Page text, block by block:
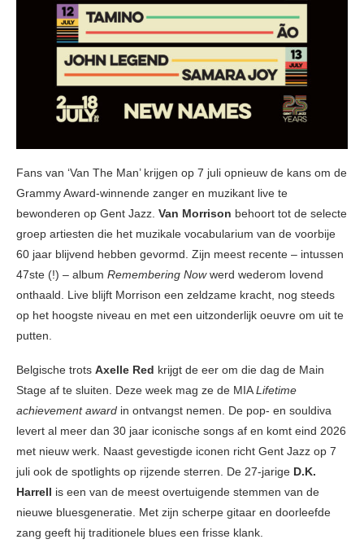
Fans van ‘Van The Man’ krijgen op 7 juli opnieuw de kans om de
Grammy Award-winnende zanger en muzikant live te
bewonderen op Gent Jazz. Van Morrison behoort tot de selecte
groep artiesten die het muzikale vocabularium van de voorbije
60 jaar blijvend hebben gevormd. Zijn meest recente – intussen
47ste (!) – album Remembering Nowwerd wederom lovend
onthaald. Live blijft Morrison een zeldzame kracht, nog steeds
op het hoogste niveau en met een uitzonderlijk oeuvre om uit te
putten.
Belgische trots Axelle Red krijgt de eer om die dag de Main
Stage af te sluiten. Deze week mag ze de MIALifetime
achievement award in ontvangst nemen. De pop- en souldiva
levert al meer dan 30 jaar iconische songs af en komt eind 2026
met nieuw werk. Naast gevestigde iconen richt Gent Jazz op 7
juli ook de spotlights op rijzende sterren. De 27-jarige D.K.
Harrell is een van de meest overtuigende stemmen van de
nieuwe bluesgeneratie. Met zijn scherpe gitaar en doorleefde
zang geeft hij traditionele blues een frisse klank.